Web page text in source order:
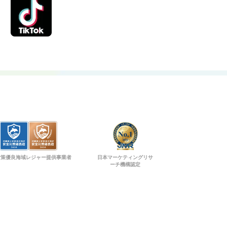
優良海域レジャー提供事業者
日本マーケティングリサ
ーチ機構認定